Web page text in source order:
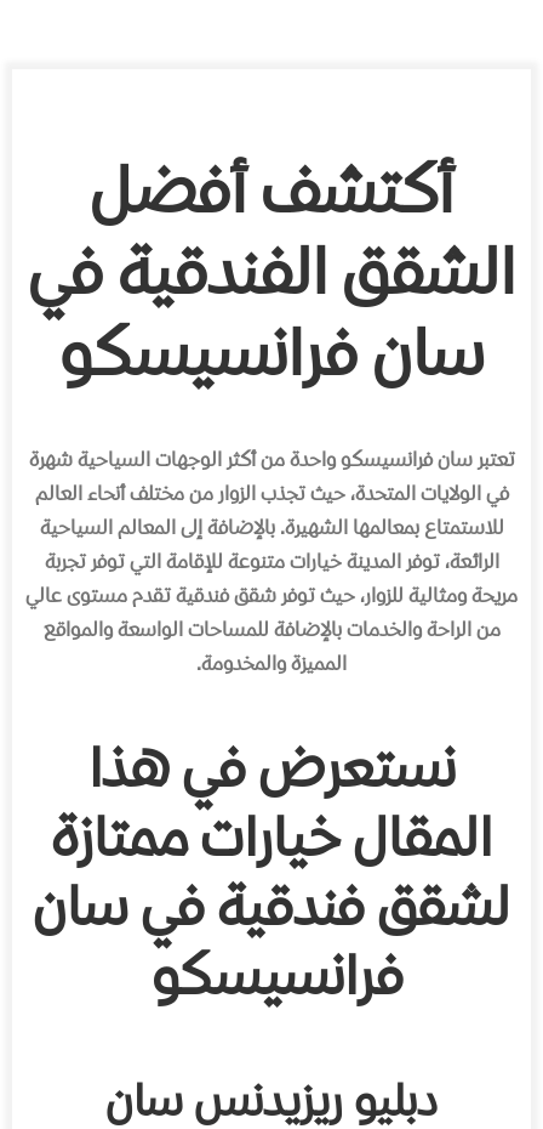
أكتشف أفضل
الشقق الفندقية في
سان فرانسيسكو
تعتبر سان فرانسيسكو واحدة من أكثر الوجهات السياحية شهرة
في الولايات المتحدة، حيث تجذب الزوار من مختلف أنحاء العالم
للاستمتاع بمعالمها الشهيرة. بالإضافة إلى المعالم السياحية
الرائعة، توفر المدينة خيارات متنوعة للإقامة التي توفر تجربة
مريحة ومثالية للزوار، حيث توفر شقق فندقية تقدم مستوى عالي
من الراحة والخدمات بالإضافة للمساحات الواسعة والمواقع
المميزة والمخدومة.
نستعرض في هذا
المقال خيارات ممتازة
لشقق فندقية في سان
فرانسيسكو
دبليو ريزيدنس سان